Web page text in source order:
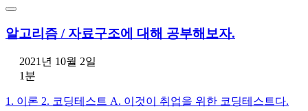
알고리즘 / 자료구조에 대해 공부해보자.
2021년 10월 2일
1분
1. 이론 2. 코딩테스트 A. 이것이 취업을 위한 코딩테스트다.